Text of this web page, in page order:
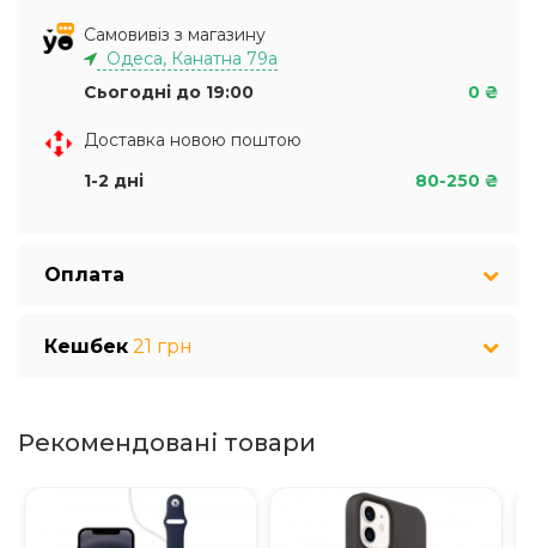
Самовивіз з магазину
Одеса, Канатна 79а
Сьогодні до 19:00
0 ₴
Доставка новою поштою
1-2 дні
80-250 ₴
Оплата
Кешбек 21 грн
Рекомендовані товари